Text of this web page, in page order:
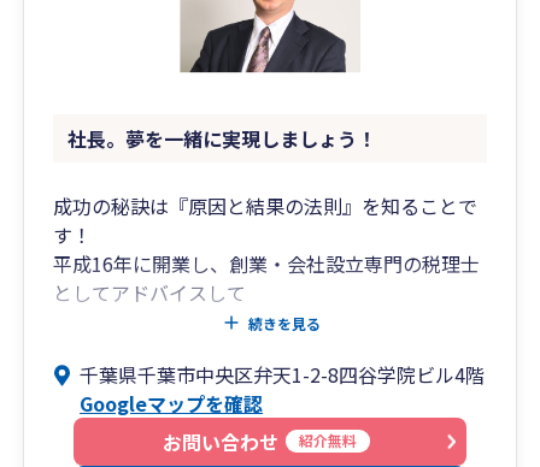
社長。夢を一緒に実現しましょう！
成功の秘訣は『原因と結果の法則』を知ることで
す！
平成16年に開業し、創業・会社設立専門の税理士
としてアドバイスして
きました。一般的に会社の生存率は10年で6％と
私の顧問先にも廃業に追い込まれた会社がありま
す。一方、毎年売上を
伸ばし、何十人、何百人もの従業員を抱えるよう
続きを見る
千葉県千葉市中央区弁天1-2-8四谷学院ビル4階
Googleマップを確認
お問い合わせ
紹介無料